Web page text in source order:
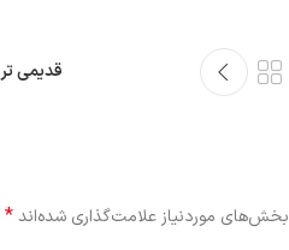
قدیمی تر
بخش‌های موردنیاز علامت‌گذاری شده‌اند*